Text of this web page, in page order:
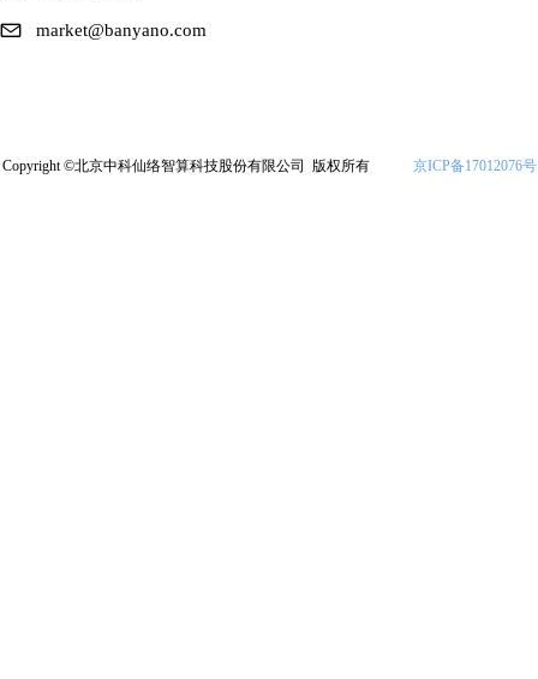
Copyright ©北京中科仙络智算科技股份有限公司 版权所有 京ICP备17012076号
market@banyano.com